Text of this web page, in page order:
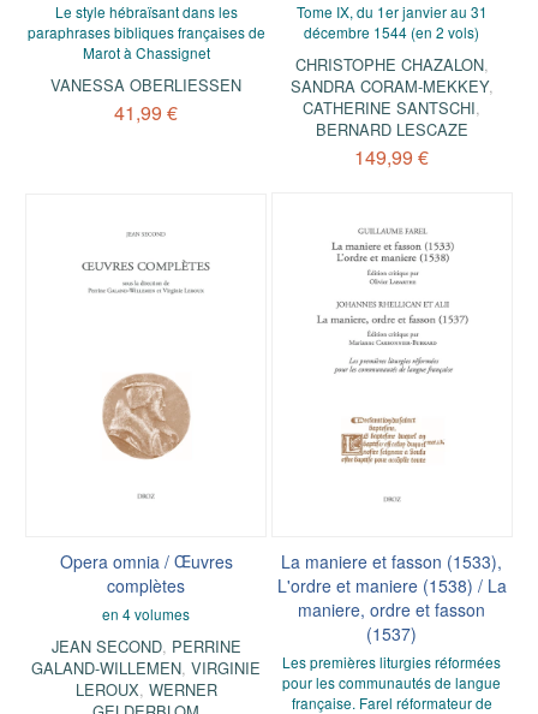
Le style hébraïsant dans les
paraphrases bibliques françaises de
Marot à Chassignet
VANESSA OBERLIESSEN
41,99 €
Tome IX, du 1er janvier au 31
décembre 1544 (en 2 vols)
CHRISTOPHE CHAZALON,
SANDRA CORAM-MEKKEY,
CATHERINE SANTSCHI,
BERNARD LESCAZE
149,99 €
Opera omnia / Œuvres
complètes
en 4 volumes
JEAN SECOND, PERRINE
GALAND-WILLEMEN,VIRGINIE
LEROUX, WERNER
La maniere et fasson (1533),
L'ordre et maniere (1538) / La
maniere, ordre et fasson
(1537)
Les premières liturgies réformées
pour les communautés de langue
française. Farel réformateur de